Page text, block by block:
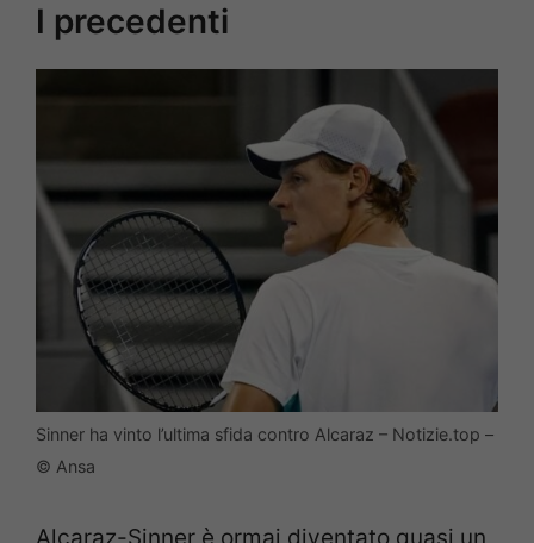
I precedenti
Sinner ha vinto l’ultima sfida contro Alcaraz – Notizie.top –
© Ansa
Alcaraz-Sinner è ormai diventato quasi un